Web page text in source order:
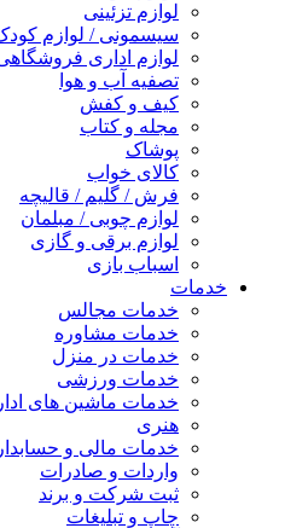
لوازم تزئینی
سیسمونی / لوازم
لوازم اداری
تصفیه آب و هوا
کیف و کفش
مجله و کتاب
پوشاک
کالای خواب
فرش / گلیم / قالیچه
لوازم چوبی / مبلمان
لوازم برقی و گازی
اسباب بازی
خدمات
خدمات مجالس
خدمات مشاوره
خدمات در منزل
خدمات ورزشی
خدمات ماشین های
هنری
خدمات مالی و
واردات و صادرات
ثبت شرکت و برند
چاپ و تبلیغات